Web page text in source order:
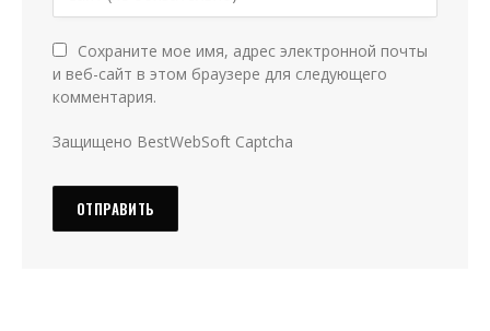
Сохраните мое имя, адрес электронной почты
и веб-сайт в этом браузере для следующего
комментария.
Защищено BestWebSoft Captcha